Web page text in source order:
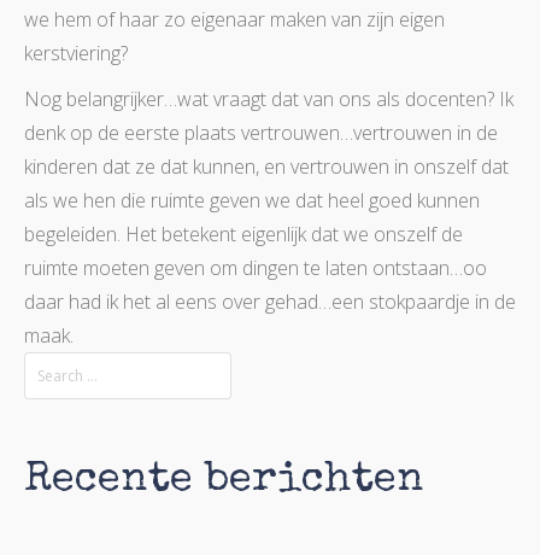
we hem of haar zo eigenaar maken van zijn eigen
kerstviering?
Nog belangrijker…wat vraagt dat van ons als docenten? Ik
denk op de eerste plaats vertrouwen…vertrouwen in de
kinderen dat ze dat kunnen, en vertrouwen in onszelf dat
als we hen die ruimte geven we dat heel goed kunnen
begeleiden. Het betekent eigenlijk dat we onszelf de
ruimte moeten geven om dingen te laten ontstaan…oo
daar had ik het al eens over gehad…een stokpaardje in de
maak.
Recente berichten